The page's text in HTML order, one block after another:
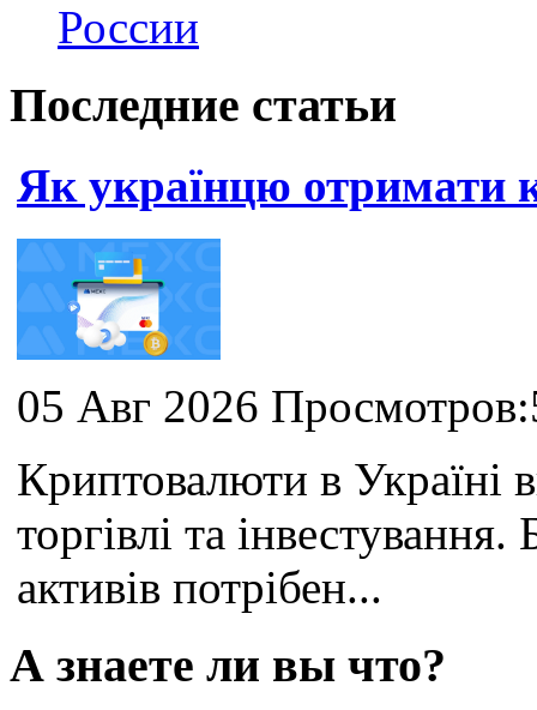
России
Последние статьи
Як українцю отримати
05 Авг 2026
Криптовалюти в Україні
торгівлі та
активів потрібен...
А знаете ли вы что?